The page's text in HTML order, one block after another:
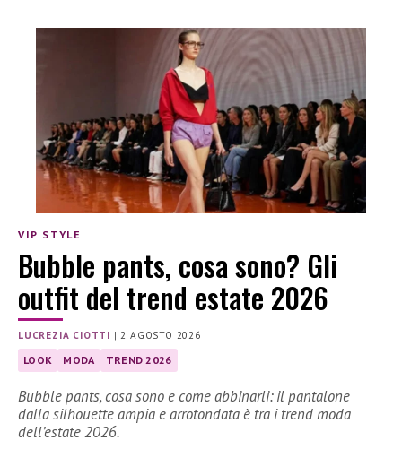
VIP STYLE
Bubble pants, cosa sono? Gli
outfit del trend estate 2026
LUCREZIA CIOTTI |2 AGOSTO 2026
LOOK MODA TREND 2026
Bubble pants, cosa sono e come abbinarli: il pantalone
dalla silhouette ampia e arrotondata è tra i trend moda
dell’estate 2026.